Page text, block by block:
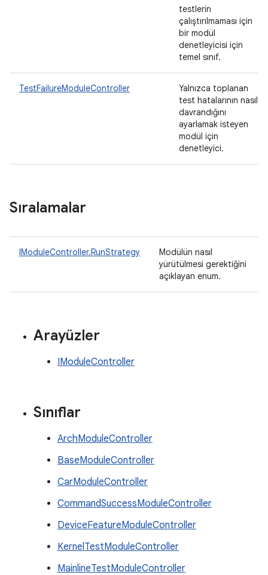
testlerin
çalıştırılmaması için
bir modül
denetleyicisi için
temel sınıf.
TestFailureModuleController
Yalnızca toplanan
test hatalarının nasıl
davrandığını
ayarlamak isteyen
modül için
denetleyici.
Sıralamalar
IModuleController.RunStrategy
Modülün nasıl
yürütülmesi gerektiğini
açıklayan enum.
Arayüzler
IModuleController
Sınıflar
ArchModuleController
BaseModuleController
CarModuleController
CommandSuccessModuleController
DeviceFeatureModuleController
KernelTestModuleController
MainlineTestModuleController